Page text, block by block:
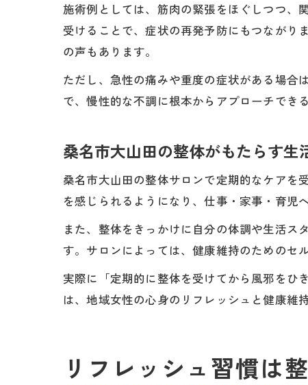
施術例としては、筋肉の緊張をほぐしつつ、
受けることで、症状の再発予防にもつながり
の声もあります。
ただし、急性の痛みや重度の症状がある場合
で、慢性的な不調に根本からアプローチでき
桑名市大山田の整体がもたらす生
桑名市大山田の整体サロンで定期的なケアを
を感じられるようになり、仕事・家事・育児
また、整体をきっかけに自分の体調や生活ス
す。サロンによっては、健康維持のためのセ
実際に「定期的に整体を受けてから風邪をひ
は、地域女性の心身のリフレッシュと健康維
リフレッシュ習慣は